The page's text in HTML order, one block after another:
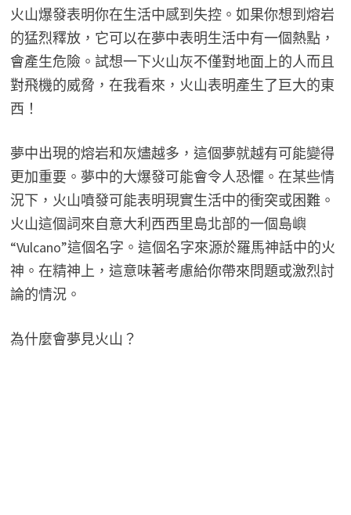
火山爆發表明你在生活中感到失控。如果你想到熔岩
的猛烈釋放，它可以在夢中表明生活中有一個熱點，
會產生危險。試想一下火山灰不僅對地面上的人而且
對飛機的威脅，在我看來，火山表明產生了巨大的東
西！
夢中出現的熔岩和灰燼越多，這個夢就越有可能變得
更加重要。夢中的大爆發可能會令人恐懼。在某些情
況下，火山噴發可能表明現實生活中的衝突或困難。
火山這個詞來自意大利西西里島北部的一個島嶼
“Vulcano”這個名字。這個名字來源於羅馬神話中的火
神。在精神上，這意味著考慮給你帶來問題或激烈討
論的情況。
為什麼會夢見火山？